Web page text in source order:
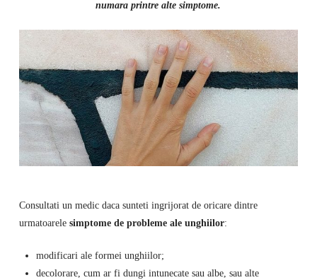
numara printre alte simptome.
Consultati un medic daca sunteti ingrijorat de oricare dintre
urmatoarele simptome de probleme ale unghiilor:
modificari ale formei unghiilor;
decolorare, cum ar fi dungi intunecate sau albe, sau alte